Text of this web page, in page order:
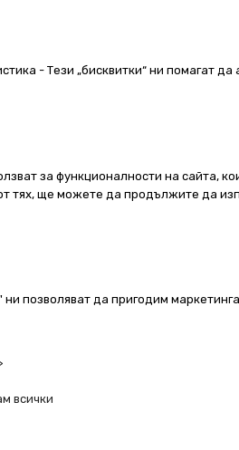
- Тези „бисквитки“ ни помагат
за функционалности на сайта,
тях, ще можете да продължите да
ни позволяват да пригодим
всички